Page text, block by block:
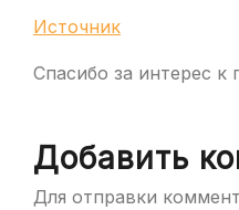
Источник
Спасибо за интерес к
Добавить
Для отправки